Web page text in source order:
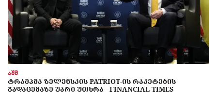
აშშ
ᲢᲠᲐᲛᲞᲛᲐ ᲖᲔᲚᲔᲜᲡᲙᲘᲡ PATRIOT-ᲘᲡ ᲠᲐᲙᲔᲢᲔᲑᲘᲡ
ᲒᲐᲓᲐᲪᲔᲛᲐᲖᲔ ᲣᲐᲠᲘ ᲣᲗᲮᲠᲐ - FINANCIAL TIMES